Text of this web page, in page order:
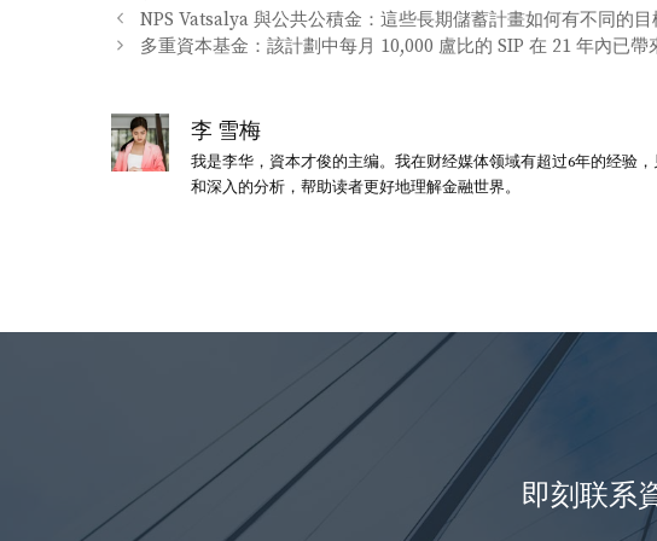
类
NPS Vatsalya 與公共公積金：這些長期儲蓄計畫如何有不同的目
多重資本基金：該計劃中每月 10,000 盧比的 SIP 在 21 年內已
李 雪梅
我是李华，資本才俊的主编。我在财经媒体领域有超过6年的经验
和深入的分析，帮助读者更好地理解金融世界。
即刻联系